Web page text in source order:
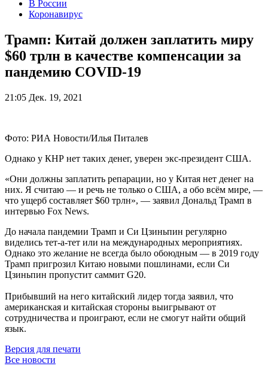
В России
Коронавирус
Трамп: Китай должен заплатить миру
$60 трлн в качестве компенсации за
пандемию COVID-19
21:05 Дек. 19, 2021
Фото: РИА Новости/Илья Питалев
Однако у КНР нет таких денег, уверен экс-президент США.
«Они должны заплатить репарации, но у Китая нет денег на
них. Я считаю — и речь не только о США, а обо всём мире, —
что ущерб составляет $60 трлн», — заявил Дональд Трамп в
интервью Fox News.
До начала пандемии Трамп и Си Цзиньпин регулярно
виделись тет-а-тет или на международных мероприятиях.
Однако это желание не всегда было обоюдным — в 2019 году
Трамп пригрозил Китаю новыми пошлинами, если Си
Цзиньпин пропустит саммит G20.
Прибывший на него китайский лидер тогда заявил, что
американская и китайская стороны выигрывают от
сотрудничества и проиграют, если не смогут найти общий
язык.
Версия для печати
Все новости